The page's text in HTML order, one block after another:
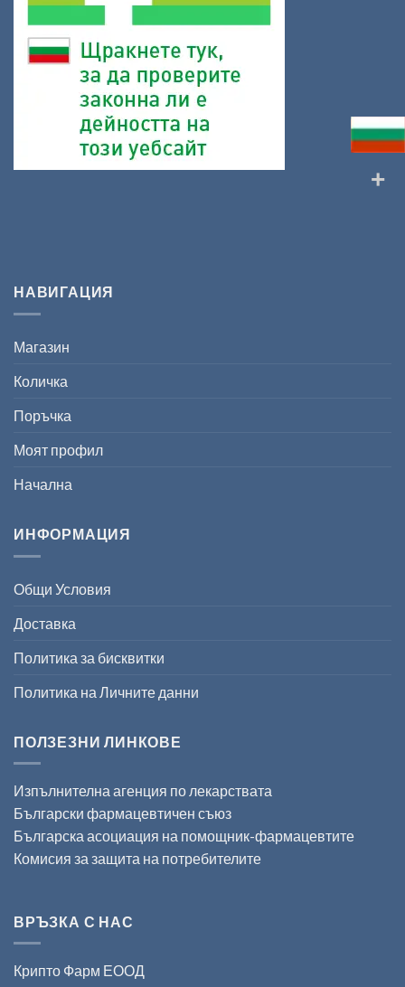
НАВИГАЦИЯ
Магазин
Количка
Поръчка
Моят профил
Начална
ИНФОРМАЦИЯ
Общи Условия
Доставка
Политика за бисквитки
Политика на Личните данни
ПОЛЗЕЗНИ ЛИНКОВЕ
Изпълнителна агенция по лекарствата
Български фармацевтичен съюз
Българска асоциация на помощник-фармацевтите
Комисия за защита на потребителите
ВРЪЗКА С НАС
Крипто Фарм ЕООД